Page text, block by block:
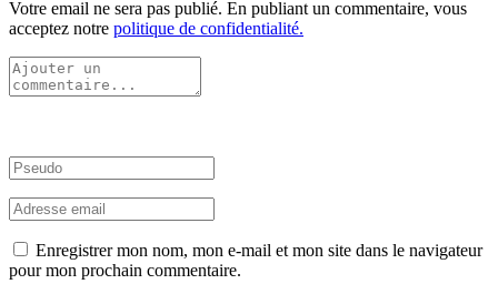
Votre email ne sera pas publié. En publiant un commentaire, vous
acceptez notre politique de confidentialité.
Enregistrer mon nom, mon e-mail et mon site dans le navigateur
pour mon prochain commentaire.